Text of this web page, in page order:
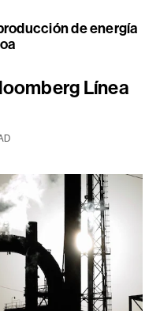
de energía
Línea